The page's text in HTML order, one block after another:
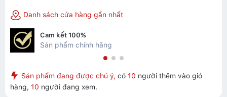
Danh sách cửa hàng gần nhất
Cam kết 100%
Sản phẩm chính hãng
Sản phẩm đang được chú ý, có 10 người thêm vào giỏ
hàng, 10 người đang xem.